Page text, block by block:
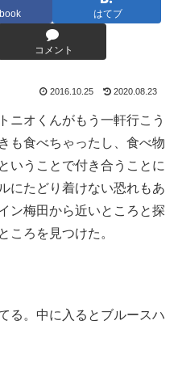
はてブ
コメント
2016.10.25 2020.08.23
ニオくんがもう一軒行こう
も食べちゃったし、食べ物
いうことで付き合うことに
にたどり着けない恐れもあ
ン梅田から近いところと探
ころを見つけた。
る。中に入るとブルースハ